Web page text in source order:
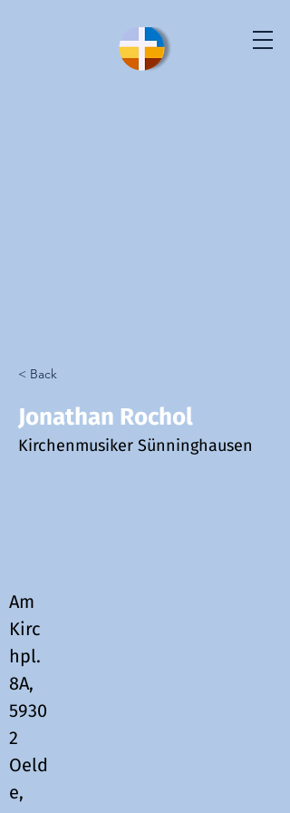
< Back
Jonathan Rochol
Kirchenmusiker Sünninghausen
Am
Kirc
hpl.
8A,
5930
2
Oeld
e,